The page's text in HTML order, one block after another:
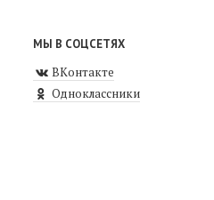
МЫ В СОЦСЕТЯХ
ВКонтакте
Одноклассники